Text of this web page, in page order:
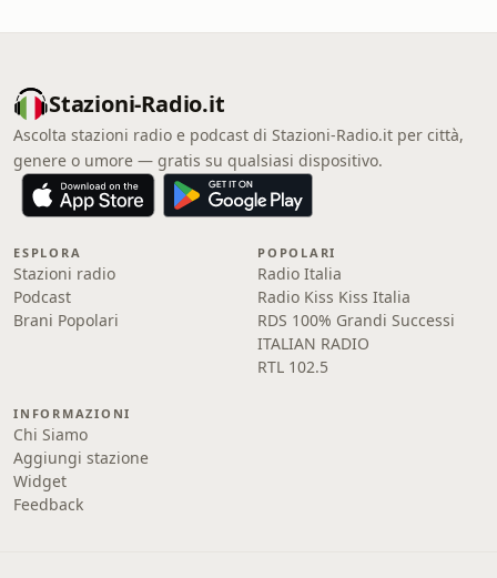
Stazioni-Radio.it
Ascolta stazioni radio e podcast di Stazioni-Radio.it per città,
genere o umore — gratis su qualsiasi dispositivo.
ESPLORA
Stazioni radio
Podcast
Brani Popolari
POPOLARI
Radio Italia
Radio Kiss Kiss Italia
RDS 100% Grandi Successi
ITALIAN RADIO
RTL 102.5
INFORMAZIONI
Chi Siamo
Aggiungi stazione
Widget
Feedback